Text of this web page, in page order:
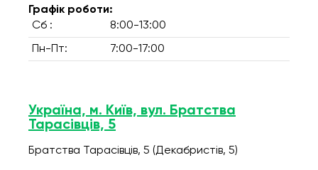
Графік роботи:
Сб :
8:00-13:00
Пн-Пт: 7:00-17:00
Україна, м. Київ, вул. Братства
Тарасівців, 5
Братства Тарасівців, 5 (Декабристів, 5)